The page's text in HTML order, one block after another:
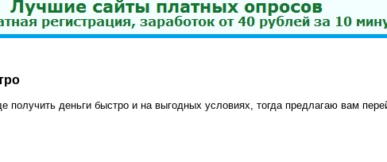
получить деньги быстро и на выгодных условиях, тогда предлагаю вам